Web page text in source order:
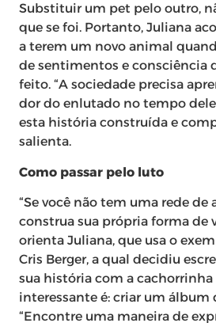
Substituir um pet pelo outro,
que se foi. Portanto, Juliana
a terem um novo animal
de sentimentos e consciência
feito. “A sociedade precisa
dor do enlutado no tempo
esta história construída e
salienta.
Como passar pelo luto
“Se você não tem uma rede de
construa sua própria forma de
orienta Juliana, que usa o
Cris Berger, a qual decidiu
sua história com a cachorrinha
interessante é: criar um álbum
“Encontre uma maneira de